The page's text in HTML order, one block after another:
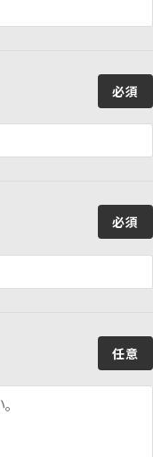
必須
必須
任意